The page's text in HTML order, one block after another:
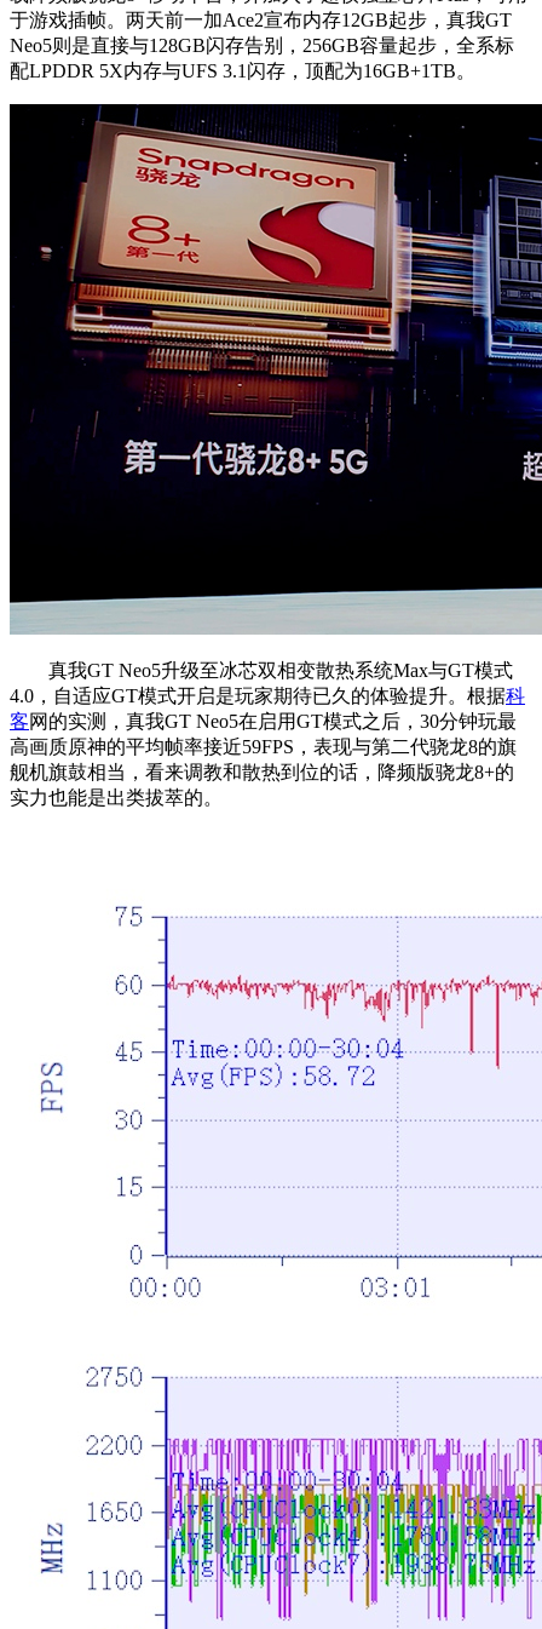
于游戏插帧。两天前一加Ace2宣布内存12GB起步，真我GT
Neo5则是直接与128GB闪存告别，256GB容量起步，全系标
配LPDDR 5X内存与UFS 3.1闪存，顶配为16GB+1TB。
真我GT Neo5升级至冰芯双相变散热系统Max与GT模式
4.0，自适应GT模式开启是玩家期待已久的体验提升。根据科
客网的实测，真我GT Neo5在启用GT模式之后，30分钟玩最
高画质原神的平均帧率接近59FPS，表现与第二代骁龙8的旗
舰机旗鼓相当，看来调教和散热到位的话，降频版骁龙8+的
实力也能是出类拔萃的。